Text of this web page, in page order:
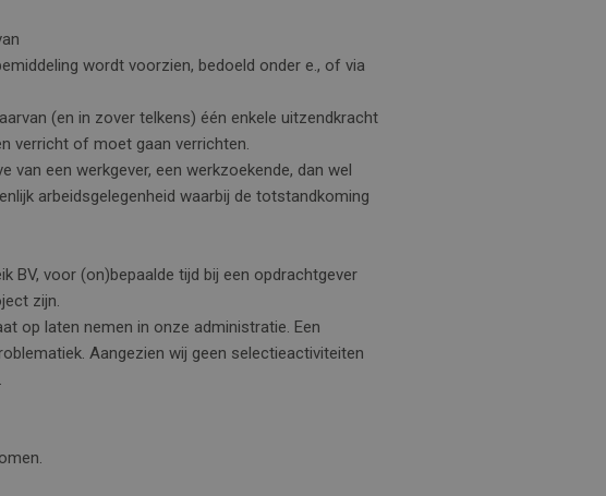
wordt voorzien, bedoeld onder e., of via
(en in zover telkens) één enkele uitzendkracht
verricht of moet gaan verrichten.
van een werkgever, een werkzoekende, dan wel
arbeidsgelegenheid waarbij de totstandkoming
BV, voor (on)bepaalde tijd bij een opdrachtgever
zijn.
op laten nemen in onze administratie. Een
Aangezien wij geen selectieactiviteiten